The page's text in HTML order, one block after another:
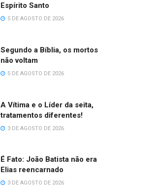
Espírito Santo
5 DE AGOSTO DE 2026
Segundo a Bíblia, os mortos
não voltam
5 DE AGOSTO DE 2026
A Vítima e o Líder da seita,
tratamentos diferentes!
3 DE AGOSTO DE 2026
É Fato: João Batista não era
Elias reencarnado
3 DE AGOSTO DE 2026